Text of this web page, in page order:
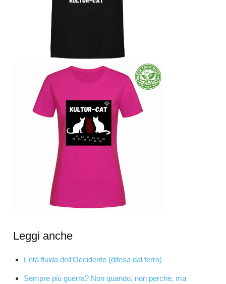
Leggi anche
L’età fluida dell’Occidente (difesa dal ferro)
Sempre più guerra? Non quando, non perchè, ma